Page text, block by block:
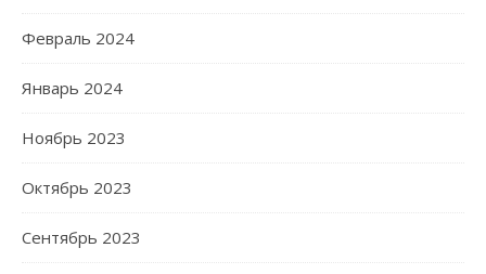
Февраль 2024
Январь 2024
Ноябрь 2023
Октябрь 2023
Сентябрь 2023